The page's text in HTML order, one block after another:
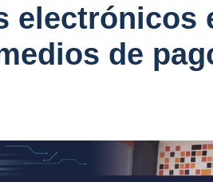
electrónicos
de